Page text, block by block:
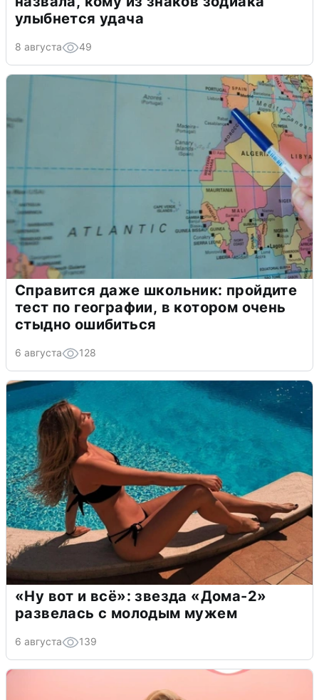
улыбнется удача
8 августа 49
Справится даже школьник: пройдите
тест по географии, в котором очень
стыдно ошибиться
6 августа 128
«Ну вот и всё»: звезда «Дома-2»
развелась с молодым мужем
6 августа 139